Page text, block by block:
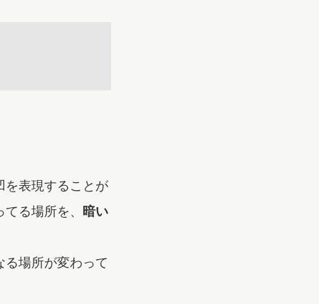
を表現することが
る場所を、 暗い
る場所が変わって